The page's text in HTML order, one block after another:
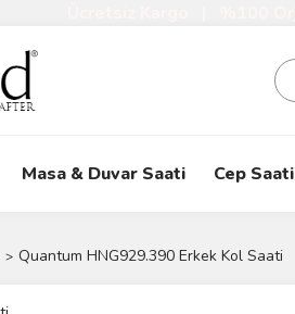
Masa & Duvar Saati Cep Saati
Quantum HNG929.390 Erkek Kol Saati